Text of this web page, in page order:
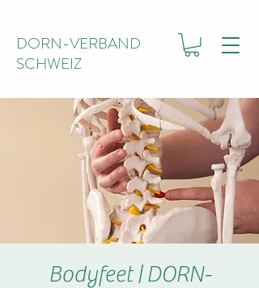
DORN-VERBAND
SCHWEIZ
Bodyfeet | DORN-